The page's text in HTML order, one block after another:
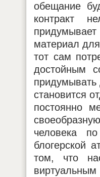
обещание
контракт
придумывает
материал
тот сам
достойным
становится
постоянно
человека
блогерской
том, что